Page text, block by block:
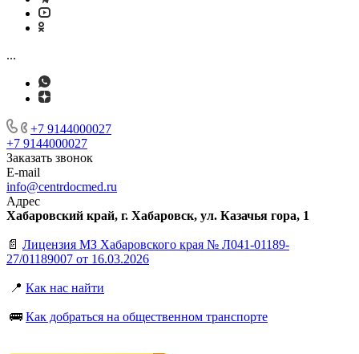
...
+7 9144000027
+7 9144000027
Заказать звонок
E-mail
info@centrdocmed.ru
Адрес
Хабаровский край, г. Хабаровск, ул. Казачья гора, 1
📄 Лицензия МЗ Хабаровского края № Л041-01189-
27/01189007 от 16.03.2026
📍 Как нас найти
🚌 Как добраться на общественном транспорте